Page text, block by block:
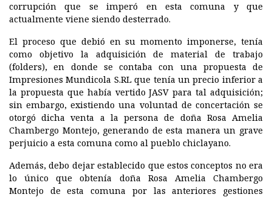
corrupción que se imperó en esta comuna y que
actualmente viene siendo desterrado.
El proceso que debió en su momento imponerse, tenía
como objetivo la adquisición de material de trabajo
(folders), en donde se contaba con una propuesta de
Impresiones Mundicola S.RL que tenía un precio inferior a
la propuesta que había vertido JASV para tal adquisición;
sin embargo, existiendo una voluntad de concertación se
otorgó dicha venta a la persona de doña Rosa Amelia
Chambergo Montejo, generando de esta manera un grave
perjuicio a esta comuna como al pueblo chiclayano.
Además, debo dejar establecido que estos conceptos no era
lo único que obtenía doña Rosa Amelia Chambergo
Montejo de esta comuna por las anteriores gestiones